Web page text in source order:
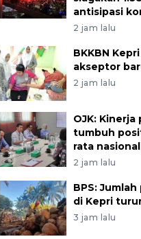
antisipasi
2 jam lalu
BKKBN
akseptor
2 jam lalu
OJK:
tumbuh
rata nasional
2 jam lalu
BPS:
di Kepri
3 jam lalu